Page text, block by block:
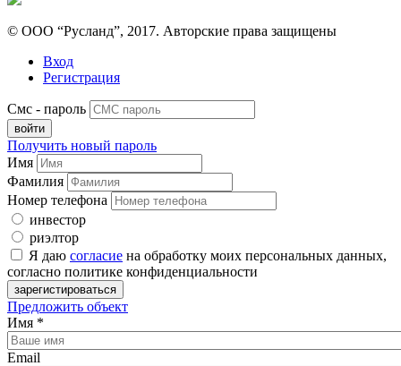
© ООО “Русланд”, 2017. Авторские права защищены
Вход
Регистрация
Смс - пароль
Получить новый пароль
Имя
Фамилия
Номер телефона
инвестор
риэлтор
Я даю согласие на обработку моих персональных данных,
согласно политике конфиденциальности
Предложить объект
Имя *
Email